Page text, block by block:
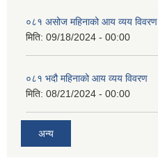
०८१ असोज महिनाको आय व्यय विवरण
मिति: 09/18/2024 - 00:00
०८१ भदौ महिनाको आय व्यय विवरण
मिति: 08/21/2024 - 00:00
अन्य